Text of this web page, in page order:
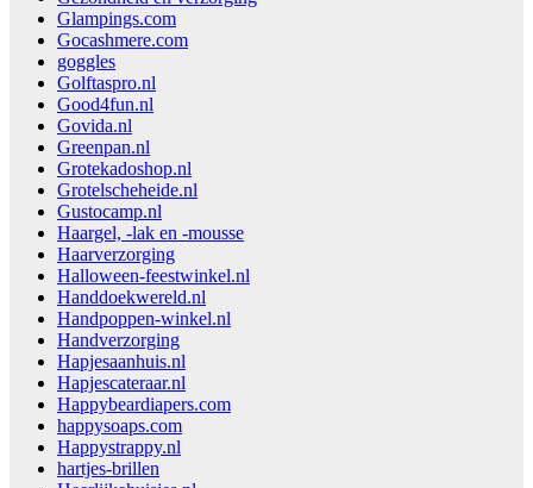
Glampings.com
Gocashmere.com
goggles
Golftaspro.nl
Good4fun.nl
Govida.nl
Greenpan.nl
Grotekadoshop.nl
Grotelscheheide.nl
Gustocamp.nl
Haargel, -lak en -mousse
Haarverzorging
Halloween-feestwinkel.nl
Handdoekwereld.nl
Handpoppen-winkel.nl
Handverzorging
Hapjesaanhuis.nl
Hapjescateraar.nl
Happybeardiapers.com
happysoaps.com
Happystrappy.nl
hartjes-brillen